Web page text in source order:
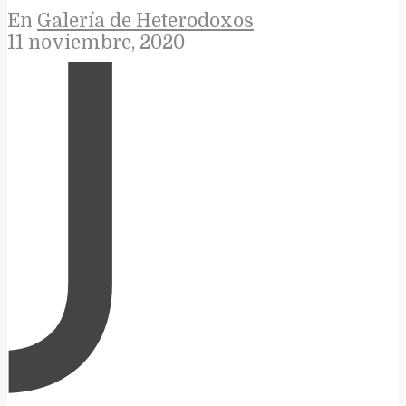
En Galería de Heterodoxos
11 noviembre, 2020
J